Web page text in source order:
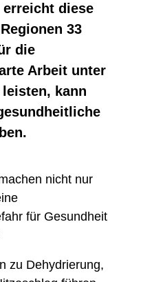
erreicht diese
33
die
Arbeit unter
kann
nicht nur
für Gesundheit
zu Dehydrierung,